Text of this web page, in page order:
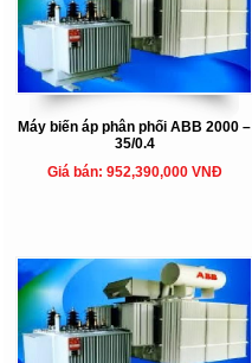
Máy biến áp phân phối ABB 2000 –
35/0.4
Giá bán: 952,390,000 VNĐ